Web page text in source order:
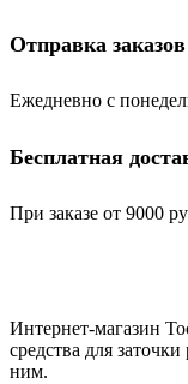
Отправка заказов
Ежедневно с
Бесплатная
При заказе от 9000
Интернет-магазин
средства для
ним.